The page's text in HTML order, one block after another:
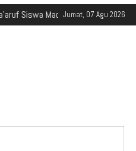
Jumat, 07 Agu 2026
(MATSAMA) Tahun Ajaran